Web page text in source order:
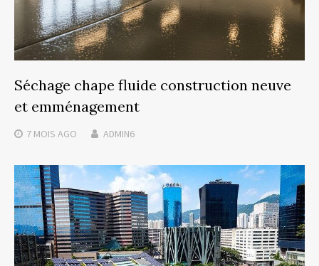
Séchage chape fluide construction neuve
et emménagement
7 MOIS AGO ADMIN6